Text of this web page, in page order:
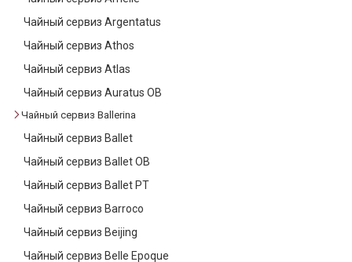
Посуда
Столовые
Текстиль
Фарфор
Декор
Бренды
Чайный сервиз Argentatus
Чайный сервиз Athos
Чайный сервиз Atlas
Чайный сервиз Auratus OB
Чайный сервиз Ballerina
Чайный сервиз Ballet
Чайный сервиз Ballet OB
Чайный сервиз Ballet PT
Чайный сервиз Barroco
Чайный сервиз Beijing
Чайный сервиз Belle Epoque